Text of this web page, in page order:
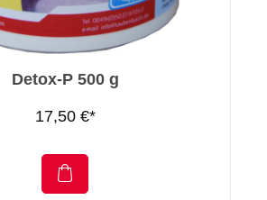
Detox-P 500 g
17,50 €*